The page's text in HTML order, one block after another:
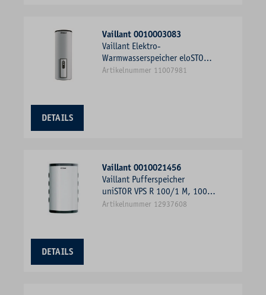
Vaillant 0010003083
Vaillant Elektro-
Warmwasserspeicher eloSTOR
VEH 200, 200 l, druckfest
Artikelnummer 11007981
DETAILS
Vaillant 0010021456
Vaillant Pufferspeicher
uniSTOR VPS R 100/1 M, 100 l,
für Wärmepumpe
Artikelnummer 12937608
DETAILS